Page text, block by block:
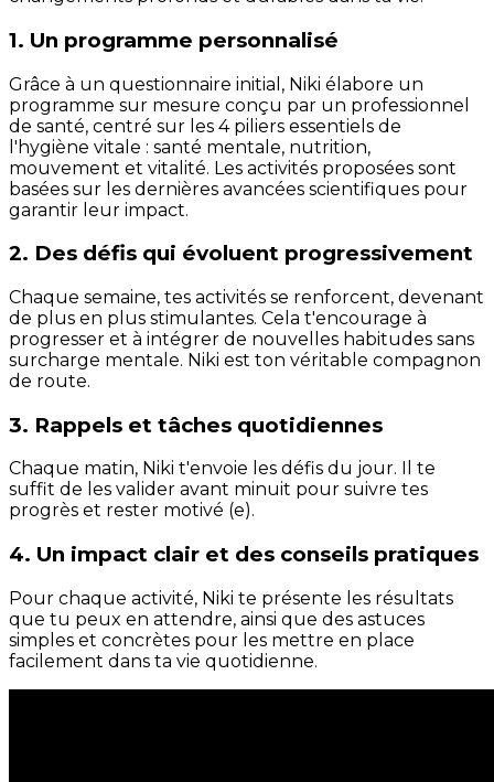
1. Un programme personnalisé
Grâce à un questionnaire initial, Niki élabore un
programme sur mesure conçu par un professionnel
de santé, centré sur les 4 piliers essentiels de
l'hygiène vitale : santé mentale, nutrition,
mouvement et vitalité. Les activités proposées sont
basées sur les dernières avancées scientifiques pour
garantir leur impact.
2. Des défis qui évoluent progressivement
Chaque semaine, tes activités se renforcent, devenant
de plus en plus stimulantes. Cela t'encourage à
progresser et à intégrer de nouvelles habitudes sans
surcharge mentale. Niki est ton véritable compagnon
de route.
3. Rappels et tâches quotidiennes
Chaque matin, Niki t'envoie les défis du jour. Il te
suffit de les valider avant minuit pour suivre tes
progrès et rester motivé (e).
4. Un impact clair et des conseils pratiques
Pour chaque activité, Niki te présente les résultats
que tu peux en attendre, ainsi que des astuces
simples et concrètes pour les mettre en place
facilement dans ta vie quotidienne.